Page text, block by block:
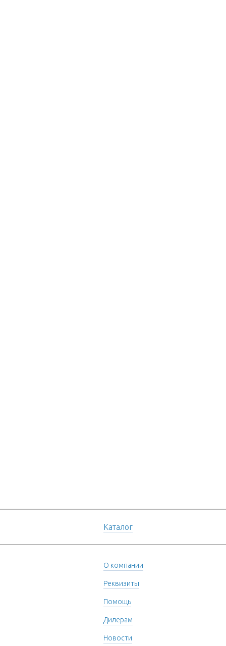
Каталог
О компании
Реквизиты
Помощь
Дилерам
Новости